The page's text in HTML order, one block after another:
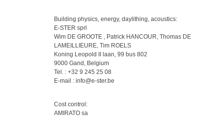
Building physics, energy, daylithing, acoustics:
E-STER sprl
Wim DE GROOTE , Patrick HANCOUR, Thomas DE
LAMEILLIEURE, Tim ROELS
Koning Leopold II laan, 99 bus 802
9000 Gand, Belgium
Tel. : +32 9 245 25 08
E-mail : info@e-ster.be
Cost control:
AMIRATO sa